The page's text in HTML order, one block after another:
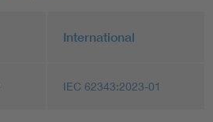
International
IEC 62343:2023-01